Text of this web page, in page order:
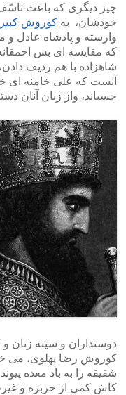
چیز دیگری که باعث
خودشان، به کوروش کبیر
وارسته و پادشاه عادل و
که مقایسه ای بس
شاهزاده با هم ردیف
آنست که علی خامنه ای
چسباند، واز زبان آنان
دوستداران و سینه زنان
کوروش رضا پهلوی، می
شقیقه را به باد معده
کاش کمی از جربزه و